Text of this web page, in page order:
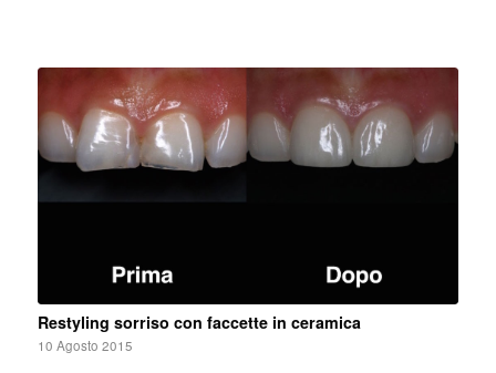
Restyling sorriso con faccette in ceramica
10 Agosto 2015